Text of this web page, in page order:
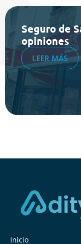
Seguro de
opiniones
LEER MÁS
Inicio